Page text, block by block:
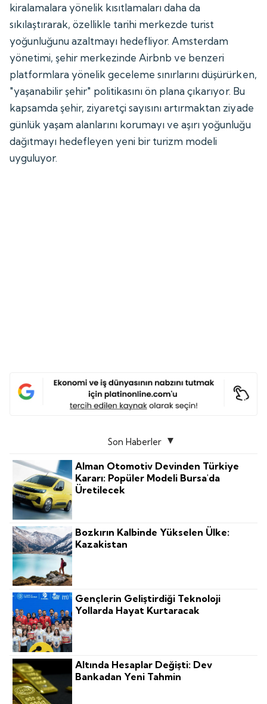
kiralamalara yönelik kısıtlamaları daha da
sıkılaştırarak, özellikle tarihi merkezde turist
yoğunluğunu azaltmayı hedefliyor. Amsterdam
yönetimi, şehir merkezinde Airbnb ve benzeri
platformlara yönelik geceleme sınırlarını düşürürken,
"yaşanabilir şehir" politikasını ön plana çıkarıyor. Bu
kapsamda şehir, ziyaretçi sayısını artırmaktan ziyade
günlük yaşam alanlarını korumayı ve aşırı yoğunluğu
dağıtmayı hedefleyen yeni bir turizm modeli
uyguluyor.
Son Haberler
Alman Otomotiv Devinden Türkiye
Kararı: Popüler Modeli Bursa'da
Üretilecek
Bozkırın Kalbinde Yükselen Ülke:
Kazakistan
Gençlerin Geliştirdiği Teknoloji
Yollarda Hayat Kurtaracak
Altında Hesaplar Değişti: Dev
Bankadan Yeni Tahmin